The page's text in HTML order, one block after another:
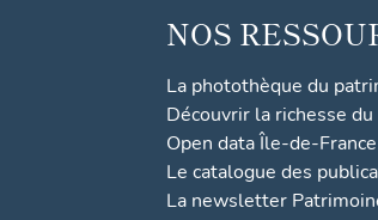
NOS
La photothèque du
Découvrir la richesse
Open data Île-de-France
Le catalogue des
La newsletter